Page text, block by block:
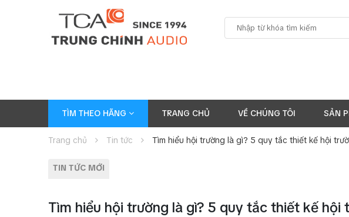
TÌM THEO HÃNG TRANG CHỦ VỀ CHÚNG TÔI SẢN
Trang chủ Tin tức Tìm hiểu hội trường là gì? 5 quy tắc thiết kế hội
TIN TỨC MỚI
Tìm hiểu hội trường là gì? 5 quy tắc thiết kế hội